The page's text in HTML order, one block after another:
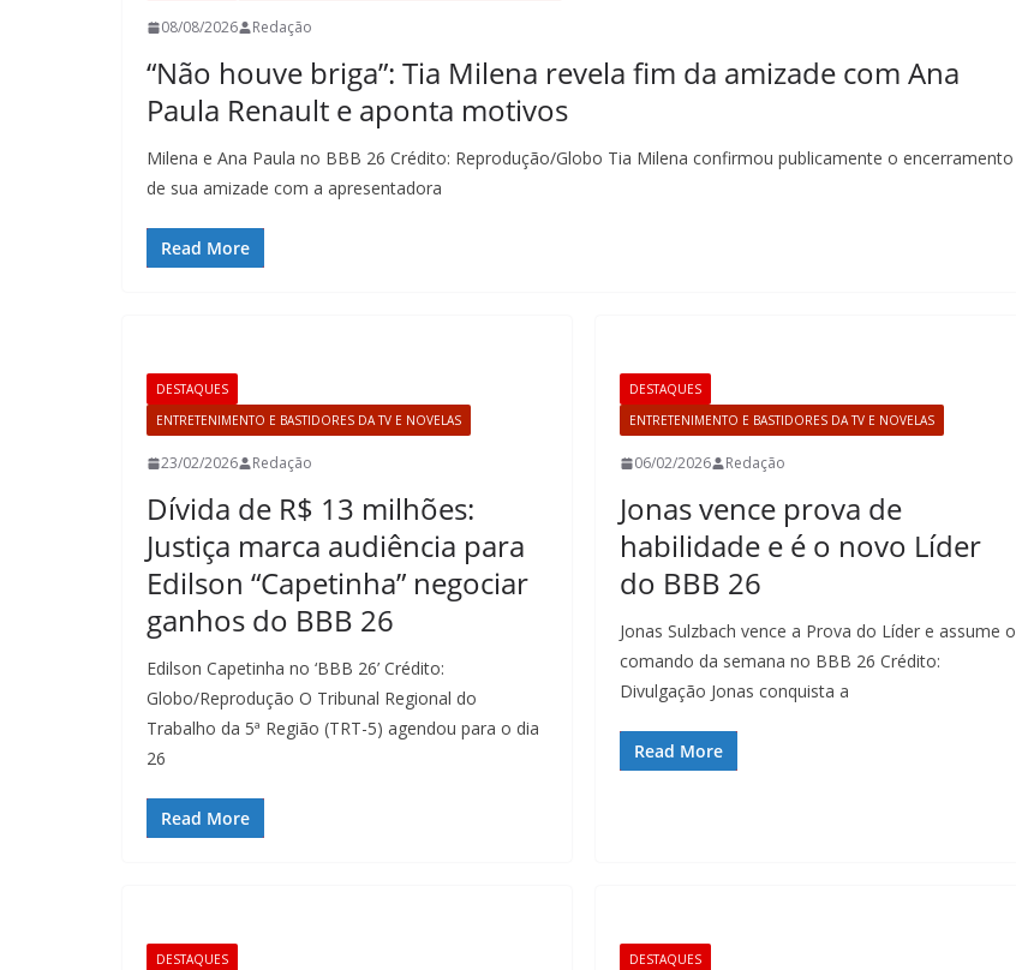
08/08/2026 Redação
“Não houve briga”: Tia Milena revela fim da amizade com Ana
Paula Renault e aponta motivos
Milena e Ana Paula no BBB 26 Crédito: Reprodução/Globo Tia Milena confirmou publicamente o encerramento
de sua amizade com a apresentadora
Read More
DESTAQUES
ENTRETENIMENTO E BASTIDORES DA TV E NOVELAS
23/02/2026 Redação
Dívida de R$ 13 milhões:
Justiça marca audiência para
Edilson “Capetinha” negociar
ganhos do BBB 26
Edilson Capetinha no ‘BBB 26’ Crédito:
Globo/Reprodução O Tribunal Regional do
Trabalho da 5ª Região (TRT-5) agendou para o dia
26
Read More
DESTAQUES
ENTRETENIMENTO E BASTIDORES DA TV E NOVELAS
06/02/2026 Redação
Jonas vence prova de
habilidade e é o novo Líder
do BBB 26
Jonas Sulzbach vence a Prova do Líder e assume o
comando da semana no BBB 26 Crédito:
Divulgação Jonas conquista a
Read More
DESTAQUES
DESTAQUES